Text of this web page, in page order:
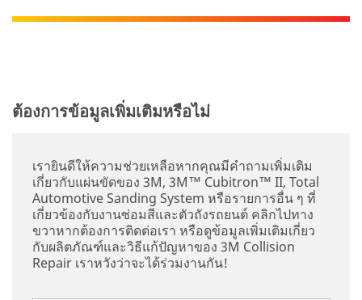
ต้องการข้อมูลเพิ่มเติมหรือไม่
เรายินดีให้ความช่วยเหลือหากคุณมีคำถามเพิ่มเติม
เกี่ยวกับแผ่นขัดของ 3M, 3M™ Cubitron™ II, Total
Automotive Sanding System หรือรายการอื่น ๆ ที่
เกี่ยวข้องกับงานซ่อมสีและตัวถังรถยนต์ คลิกไปทาง
ขวาหากต้องการติดต่อเรา หรือดูข้อมูลเพิ่มเติมเกี่ยว
กับผลิตภัณฑ์และวิธีแก้ปัญหาของ 3M Collision
Repair เราหวังว่าจะได้ร่วมงานกัน!